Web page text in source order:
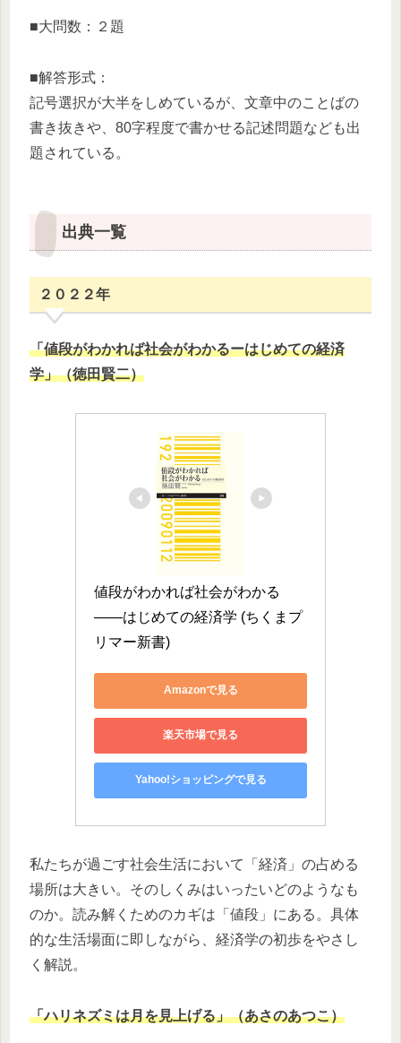
■大問数：２題
■解答形式：
記号選択が大半をしめているが、文章中のことばの
書き抜きや、80字程度で書かせる記述問題なども出
題されている。
出典一覧
２０２２年
​「値段がわかれば社会がわかるーはじめての経済
学」（徳田賢二）​
値段がわかれば社会がわかる
――はじめての経済学 (ちくまプ
リマー新書)
Amazonで見る
楽天市場で見る
Yahoo!ショッピングで見る
私たちが過ごす社会生活において「経済」の占める
場所は大きい。そのしくみはいったいどのようなも
のか。読み解くためのカギは「値段」にある。具体
的な生活場面に即しながら、経済学の初歩をやさし
く解説。
​「ハリネズミは月を見上げる」（あさのあつこ）​